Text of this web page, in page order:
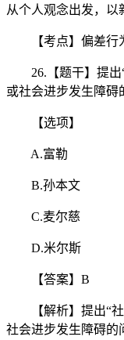
从个人观念出发，以
【考点】偏差行
26.【题干】提出“
或社会进步发生障碍
【选项】
A.富勒
B.孙本文
C.麦尔慈
D.米尔斯
【答案】B
【解析】提出“社
社会进步发生障碍的